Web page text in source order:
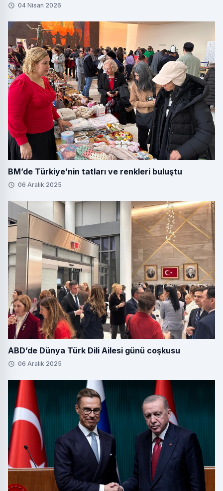
04 Nisan 2026
BM’de Türkiye’nin tatları ve renkleri buluştu
06 Aralık 2025
ABD’de Dünya Türk Dili Ailesi günü coşkusu
06 Aralık 2025